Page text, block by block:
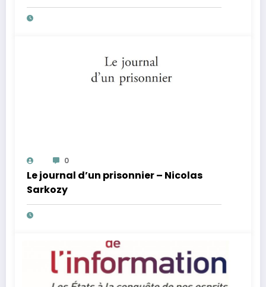
0
Le journal d’un prisonnier – Nicolas
Sarkozy